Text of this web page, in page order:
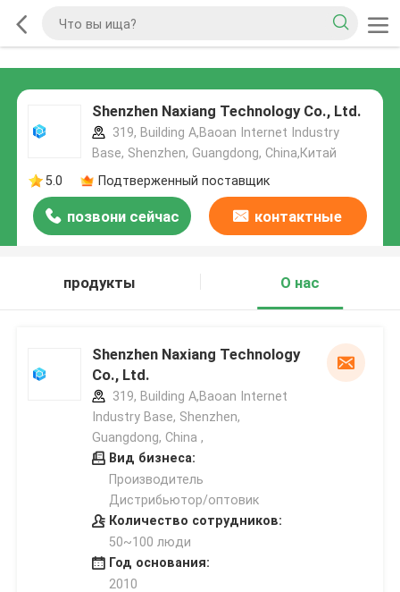
Shenzhen Naxiang Technology Co., Ltd.
319, Building A,Baoan Internet Industry
Base, Shenzhen, Guangdong, China,Китай
5.0
Подтверженный поставщик
позвони сейчас контактные
продукты
О нас
Shenzhen Naxiang Technology
Co., Ltd.
319, Building A,Baoan Internet
Industry Base, Shenzhen,
Guangdong, China ,
Вид бизнеса:
Производитель
Дистрибьютор/оптовик
Количество сотрудников:
50~100 люди
Год основания:
2010